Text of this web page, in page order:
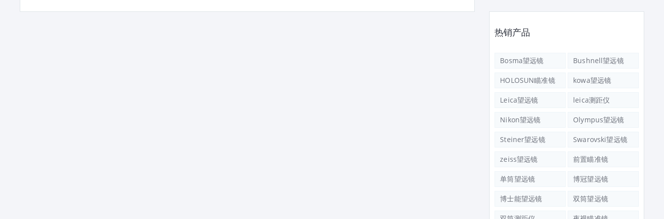
热销产品
Bosma望远镜 Bushnell望远镜
HOLOSUN瞄准镜 kowa望远镜
Leica望远镜 leica测距仪
Nikon望远镜 Olympus望远镜
Steiner望远镜 Swarovski望远镜
zeiss望远镜 前置瞄准镜
单筒望远镜 博冠望远镜
博士能望远镜 双筒望远镜